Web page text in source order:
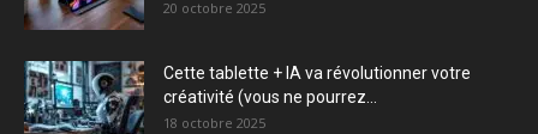
20 octobre 2025
Cette tablette + IA va révolutionner votre
créativité (vous ne pourrez...
18 octobre 2025